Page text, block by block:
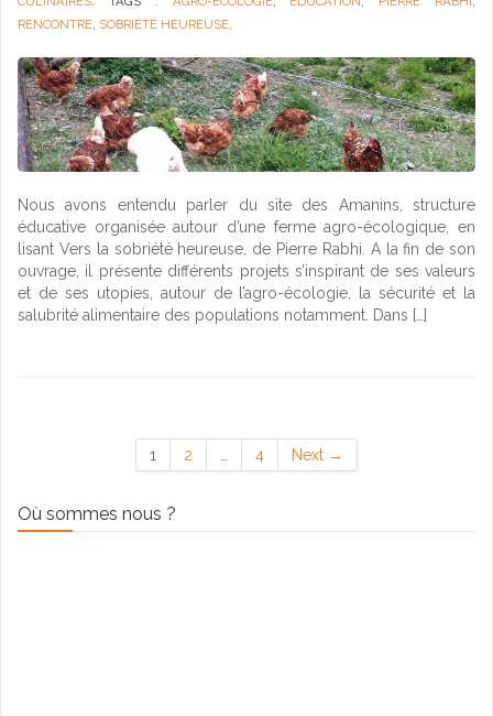
RENCONTRE, SOBRIÉTÉ HEUREUSE.
Nous avons entendu parler du site des Amanins, structure
éducative organisée autour d’une ferme agro-écologique, en
lisant Vers la sobriété heureuse, de Pierre Rabhi. A la fin de son
ouvrage, il présente différents projets s’inspirant de ses valeurs
et de ses utopies, autour de l’agro-écologie, la sécurité et la
salubrité alimentaire des populations notamment. Dans […]
1 2 4 Next →
Où sommes nous ?